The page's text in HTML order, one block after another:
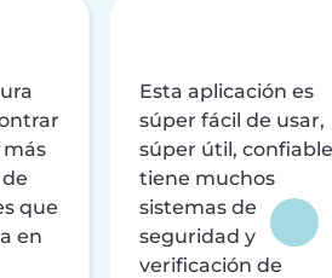
más
que
en
Esta aplicación es
súper fácil de usar,
súper útil,
tiene muchos
sistemas de
seguridad y
verificación de